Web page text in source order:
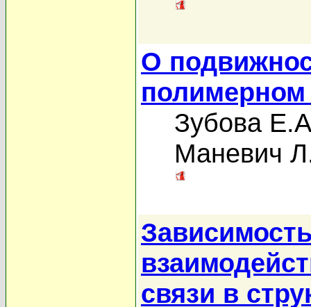
О
полимерном
Зубова
Маневич
связи в